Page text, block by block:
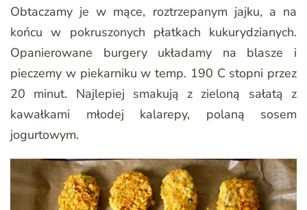
Obtaczamy je w mące, roztrzepanym jajku, a na
końcu w pokruszonych płatkach kukurydzianych.
Opanierowane burgery układamy na blasze i
pieczemy w piekarniku w temp. 190 C stopni przez
20 minut. Najlepiej smakują z zieloną sałatą z
kawałkami młodej kalarepy, polaną sosem
jogurtowym.